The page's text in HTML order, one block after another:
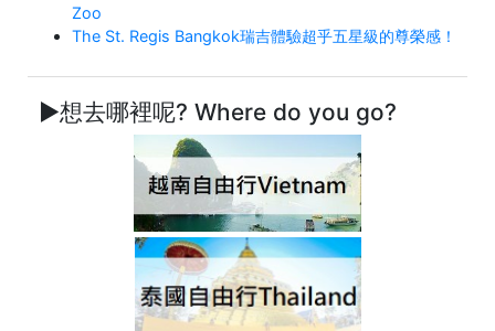
Zoo
The St. Regis Bangkok瑞吉體驗超乎五星級的尊榮感！
►想去哪裡呢? Where do you go?